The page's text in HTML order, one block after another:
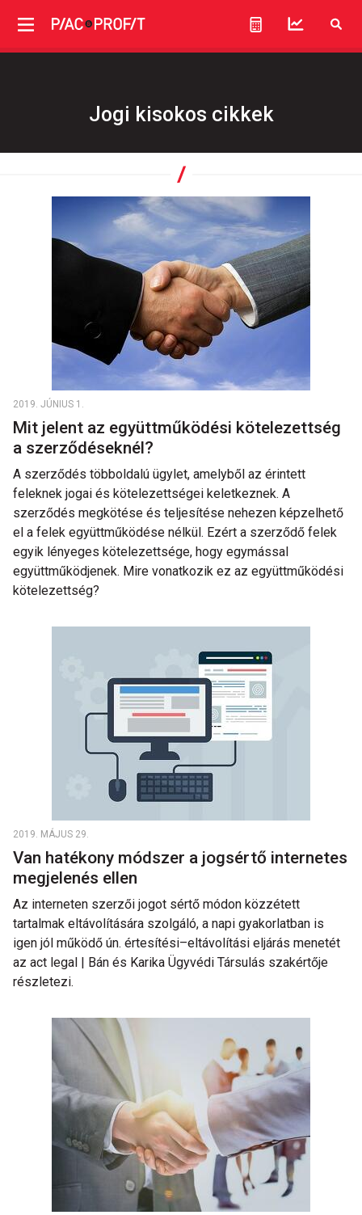
Jogi kisokos cikkek
2019. JÚNIUS 1.
Mit jelent az együttműködési kötelezettség
a szerződéseknél?
A szerződés többoldalú ügylet, amelyből az érintett
feleknek jogai és kötelezettségei keletkeznek. A
szerződés megkötése és teljesítése nehezen képzelhető
el a felek együttműködése nélkül. Ezért a szerződő felek
egyik lényeges kötelezettsége, hogy egymással
együttműködjenek. Mire vonatkozik ez az együttműködési
kötelezettség?
2019. MÁJUS 29.
Van hatékony módszer a jogsértő internetes
megjelenés ellen
Az interneten szerzői jogot sértő módon közzétett
tartalmak eltávolítására szolgáló, a napi gyakorlatban is
igen jól működő ún. értesítési–eltávolítási eljárás menetét
az act legal | Bán és Karika Ügyvédi Társulás szakértője
részletezi.